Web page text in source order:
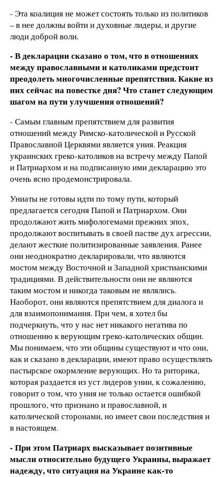
- Эта коалиция не может состоять только из политиков
– в нее должны войти и духовные лидеры, и другие
люди доброй воли.
- В декларации сказано о том, что в отношениях
между православными и католиками предстоит
преодолеть многочисленные препятствия. Какие из
них сейчас на повестке дня? Что станет следующим
шагом на пути улучшения отношений?
- Самым главным препятствием для развития
отношений между Римско-католической и Русской
Православной Церквями является уния. Реакция
украинских греко-католиков на встречу между Папой
и Патриархом и на подписанную ими декларацию это
очень ясно продемонстрировала.
Униаты не готовы идти по тому пути, который
предлагается сегодняПапой и Патриархом. Они
продолжают жить мифологемами прежних эпох,
продолжают воспитывать в своей пастве дух агрессии,
делают жесткие политизированные заявления. Ранее
они неоднократно декларировали, что являются
мостом между Восточной и Западной христианскими
традициями. В действительности они не являются
таким мостом и никогда таковым не являлись.
Наоборот, они являются препятствием для диалога и
для взаимопонимания. При чем, я хотел бы
подчеркнуть, что у нас нет никакого негатива по
отношению к верующим греко-католических общин.
Мы понимаем, что эти общины существуют и что они,
как и сказано в декларации, имеют право осуществлять
пастырское окормление верующих. Но та риторика,
которая раздается из уст лидеров унии, к сожалению,
говорит о том, что уния не только остается ошибкой
прошлого, что признано и православной, и
католической сторонами, но имеет свои последствия и
в настоящем.
- При этом Патриарх высказывает позитивные
мысли относительно будущего Украины, выражает
надежду, что ситуация на Украине как-то